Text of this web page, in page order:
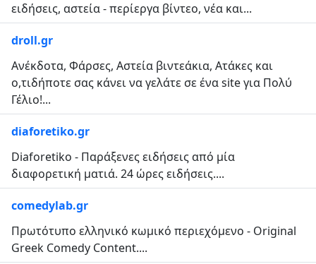
ειδήσεις, αστεία - περίεργα βίντεο, νέα και...
droll.gr
Ανέκδοτα, Φάρσες, Αστεία βιντεάκια, Ατάκες και
ο,τιδήποτε σας κάνει να γελάτε σε ένα site για Πολύ
Γέλιο!...
diaforetiko.gr
Diaforetiko - Παράξενες ειδήσεις από μία
διαφορετική ματιά. 24 ώρες ειδήσεις....
comedylab.gr
Πρωτότυπο ελληνικό κωμικό περιεχόμενο - Original
Greek Comedy Content....